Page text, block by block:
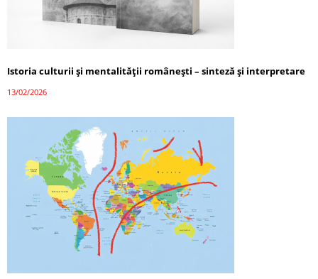
Istoria culturii și mentalității românești – sinteză și interpretare
13/02/2026